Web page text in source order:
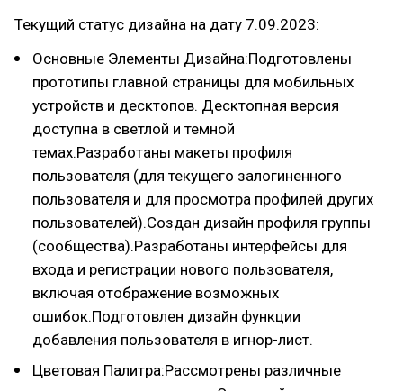
Текущий статус дизайна на дату 7.09.2023:
Основные Элементы Дизайна:Подготовлены
прототипы главной страницы для мобильных
устройств и десктопов. Десктопная версия
доступна в светлой и темной
темах.Разработаны макеты профиля
пользователя (для текущего залогиненного
пользователя и для просмотра профилей других
пользователей).Создан дизайн профиля группы
(сообщества).Разработаны интерфейсы для
входа и регистрации нового пользователя,
включая отображение возможных
ошибок.Подготовлен дизайн функции
добавления пользователя в игнор-лист.
Цветовая Палитра:Рассмотрены различные